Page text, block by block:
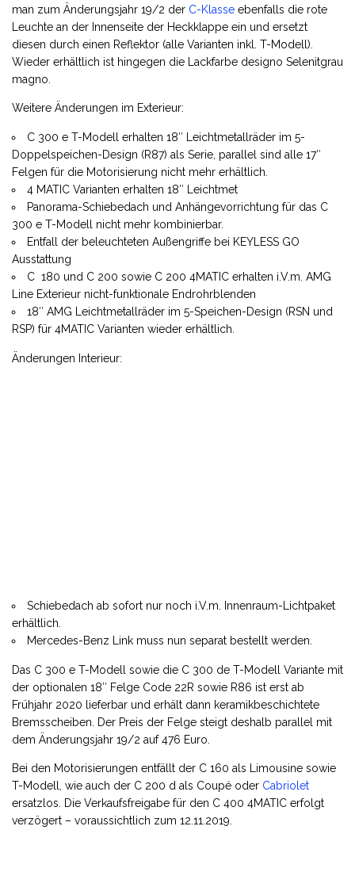
man zum Änderungsjahr 19/2 der C-Klasse ebenfalls die rote
Leuchte an der Innenseite der Heckklappe ein und ersetzt
diesen durch einen Reflektor (alle Varianten inkl. T-Modell).
Wieder erhältlich ist hingegen die Lackfarbe designo Selenitgrau
magno.
Weitere Änderungen im Exterieur:
C 300 e T-Modell erhalten 18″ Leichtmetallräder im 5-
Doppelspeichen-Design (R87) als Serie, parallel sind alle 17″
Felgen für die Motorisierung nicht mehr erhältlich.
4 MATIC Varianten erhalten 18″ Leichtmet
Panorama-Schiebedach und Anhängevorrichtung für das C
300 e T-Modell nicht mehr kombinierbar.
Entfall der beleuchteten Außengriffe bei KEYLESS GO
Ausstattung
C 180 und C 200 sowie C 200 4MATIC erhalten i.V.m. AMG
Line Exterieur nicht-funktionale Endrohrblenden
18″ AMG Leichtmetallräder im 5-Speichen-Design (RSN und
RSP) für 4MATIC Varianten wieder erhältlich.
Änderungen Interieur:
Schiebedach ab sofort nur noch i.V.m. Innenraum-Lichtpaket
erhältlich.
Mercedes-Benz Link muss nun separat bestellt werden.
Das C 300 e T-Modell sowie die C 300 de T-Modell Variante mit
der optionalen 18″ Felge Code 22R sowie R86 ist erst ab
Frühjahr 2020 lieferbar und erhält dann keramikbeschichtete
Bremsscheiben. Der Preis der Felge steigt deshalb parallel mit
dem Änderungsjahr 19/2 auf 476 Euro.
Bei den Motorisierungen entfällt der C 160 als Limousine sowie
T-Modell, wie auch der C 200 d als Coupé oder Cabriolet
ersatzlos. Die Verkaufsfreigabe für den C 400 4MATIC erfolgt
verzögert – voraussichtlich zum 12.11.2019.